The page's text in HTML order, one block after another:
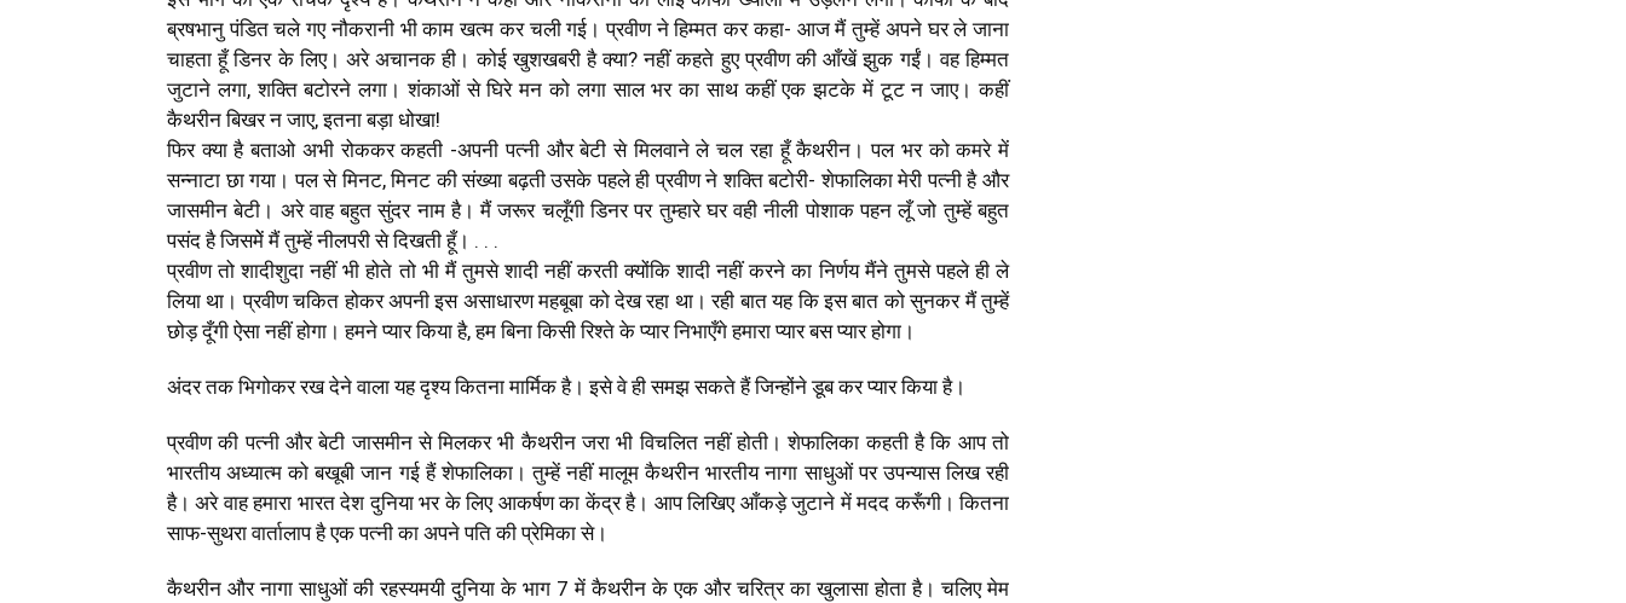
ब्रषभानु पंडित चले गए नौकरानी भी काम खत्म कर चली गई। प्रवीण ने हिम्मत कर कहा- आज मैं तुम्हें अपने घर ले जाना
चाहता हूँ डिनर के लिए। अरे अचानक ही। कोई खुशखबरी है क्या? नहीं कहते हुए प्रवीण की आँखें झुक गईं। वह हिम्मत
जुटाने लगा, शक्ति बटोरने लगा। शंकाओं से घिरे मन को लगा साल भर का साथ कहीं एक झटके में टूट न जाए। कहीं
कैथरीन बिखर न जाए, इतना बड़ा धोखा!
फिर क्या है बताओ अभी रोककर कहती -अपनी पत्नी और बेटी से मिलवाने ले चल रहा हूँ कैथरीन। पल भर को कमरे में
सन्नाटा छा गया। पल से मिनट, मिनट की संख्या बढ़ती उसके पहले ही प्रवीण ने शक्ति बटोरी- शेफालिका मेरी पत्नी है और
जासमीन बेटी। अरे वाह बहुत सुंदर नाम है। मैं जरूर चलूँगी डिनर पर तुम्हारे घर वही नीली पोशाक पहन लूँ जो तुम्हें बहुत
पसंद है जिसमेें मैं तुम्हें नीलपरी से दिखती हूँ। . . .
प्रवीण तो शादीशुदा नहीं भी होते तो भी मैं तुमसे शादी नहीं करती क्योंकि शादी नहीं करने का निर्णय मैंने तुमसे पहले ही ले
लिया था। प्रवीण चकित होकर अपनी इस असाधारण महबूबा को देख रहा था। रही बात यह कि इस बात को सुनकर मैं तुम्हें
छोड़ दूँगी ऐसा नहीं होगा। हमने प्यार किया है, हम बिना किसी रिश्ते के प्यार निभाएँगे हमारा प्यार बस प्यार होगा।
अंदर तक भिगोकर रख देने वाला यह दृश्य कितना मार्मिक है। इसे वे ही समझ सकते हैं जिन्होंने डूब कर प्यार किया है।
प्रवीण की पत्नी और बेटी जासमीन से मिलकर भी कैथरीन जरा भी विचलित नहीं होती। शेफालिका कहती है कि आप तो
भारतीय अध्यात्म को बखूबी जान गई हैं शेफालिका। तुम्हें नहीं मालूम कैथरीन भारतीय नागा साधुओं पर उपन्यास लिख रही
है। अरे वाह हमारा भारत देश दुनिया भर के लिए आकर्षण का केंद्र है। आप लिखिए आँकड़े जुटाने में मदद करूँगी। कितना
साफ-सुथरा वार्तालाप है एक पत्नी का अपने पति की प्रेमिका से।
कैथरीन और नागा साधुओं की रहस्यमयी दुनिया के भाग 7 में कैथरीन के एक और चरित्र का खुलासा होता है। चलिए मेम